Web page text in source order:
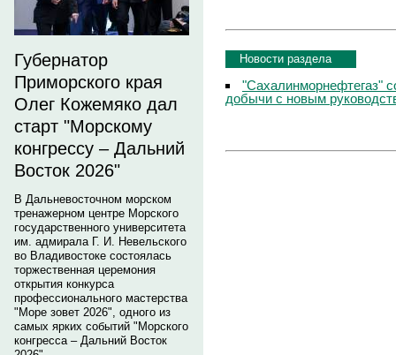
Губернатор
Приморского края
Олег Кожемяко дал
старт "Морскому
конгрессу – Дальний
Восток 2026"
В Дальневосточном морском
тренажерном центре Морского
государственного университета
им. адмирала Г. И. Невельского
во Владивостоке состоялась
торжественная церемония
открытия конкурса
профессионального мастерства
"Море зовет 2026", одного из
самых ярких событий "Морского
конгресса – Дальний Восток
Новости раздела
"Сахалинморнефтегаз"
добычи с новым